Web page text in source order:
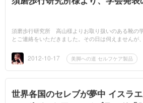
須磨歩行研究所 高山様よりお取り扱いのある靴の
とご連絡をいただきました。その日は伺えませんが
様のご協力...2012-10-17 美脚への道 セルフケア製品
世界各国のセレブが夢中 イスラ